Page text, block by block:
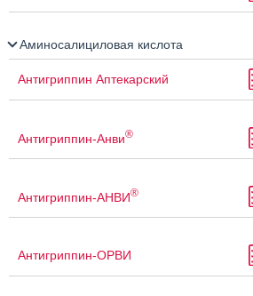
Аминосалициловая кислота
Антигриппин Аптекарский
Антигриппин-Анви®
Антигриппин-АНВИ®
Антигриппин-ОРВИ